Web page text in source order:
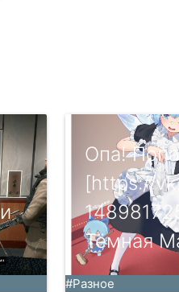
Опа!
[https://
Тёмная
#Разное